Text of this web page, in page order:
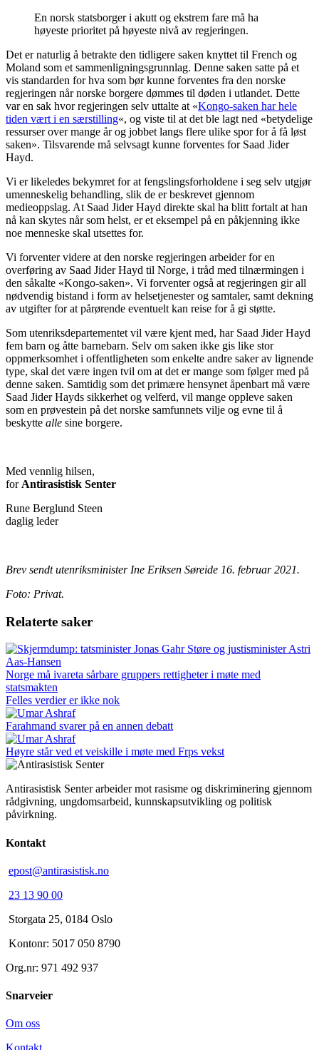
En norsk statsborger i akutt og ekstrem fare må ha
høyeste prioritet på høyeste nivå av regjeringen.
Det er naturlig å betrakte den tidligere saken knyttet til French og
Moland som et sammenligningsgrunnlag. Denne saken satte på et
vis standarden for hva som bør kunne forventes fra den norske
regjeringen når norske borgere dømmes til døden i utlandet. Dette
var en sak hvor regjeringen selv uttalte at «Kongo-saken har hele
tiden vært i en særstilling«, og viste til at det ble lagt ned «betydelige
ressurser over mange år og jobbet langs flere ulike spor for å få løst
saken». Tilsvarende må selvsagt kunne forventes for Saad Jider
Hayd.
Vi er likeledes bekymret for at fengslingsforholdene i seg selv utgjør
umenneskelig behandling, slik de er beskrevet gjennom
medieoppslag. At Saad Jider Hayd direkte skal ha blitt fortalt at han
nå kan skytes når som helst, er et eksempel på en påkjenning ikke
noe menneske skal utsettes for.
Vi forventer videre at den norske regjeringen arbeider for en
overføring av Saad Jider Hayd til Norge, i tråd med tilnærmingen i
den såkalte «Kongo-saken». Vi forventer også at regjeringen gir all
nødvendig bistand i form av helsetjenester og samtaler, samt dekning
av utgifter for at pårørende eventuelt kan reise for å gi støtte.
Som utenriksdepartementet vil være kjent med, har Saad Jider Hayd
fem barn og åtte barnebarn. Selv om saken ikke gis like stor
oppmerksomhet i offentligheten som enkelte andre saker av lignende
type, skal det være ingen tvil om at det er mange som følger med på
denne saken. Samtidig som det primære hensynet åpenbart må være
Saad Jider Hayds sikkerhet og velferd, vil mange oppleve saken
som en prøvestein på det norske samfunnets vilje og evne til å
beskytte alle sine borgere.
Med vennlig hilsen,
for Antirasistisk Senter
Rune Berglund Steen
daglig leder
Brev sendt utenriksminister Ine Eriksen Søreide 16. februar 2021.
Foto: Privat.
Relaterte saker
Norge må ivareta sårbare gruppers rettigheter i møte med
statsmakten
Felles verdier er ikke nok
Farahmand svarer på en annen debatt
Høyre står ved et veiskille i møte med Frps vekst
Antirasistisk Senter arbeider mot rasisme og diskriminering gjennom
rådgivning, ungdomsarbeid, kunnskapsutvikling og politisk
påvirkning.
Kontakt
epost@antirasistisk.no
23 13 90 00
Storgata 25, 0184 Oslo
Kontonr: 5017 050 8790
Org.nr: 971 492 937
Snarveier
Om oss